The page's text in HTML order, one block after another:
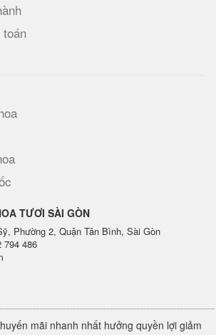
TƯƠI SÀI GÒN
Phường 2, Quận Tân Bình, Sài Gòn
794 486
mãi nhanh nhất hưởng quyền lợi giảm